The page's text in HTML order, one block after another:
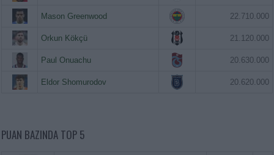
Mason Greenwood 22.710.000
Orkun Kökçü 21.120.000
Paul Onuachu 20.630.000
Eldor Shomurodov 20.620.000
PUAN BAZINDA TOP 5